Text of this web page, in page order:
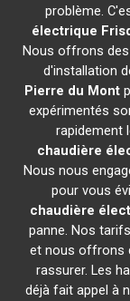
problème.
électrique
Nous offrons
d'installation
Pierre du Mont
expérimentés
rapidement
chaudière
Nous nous
pour vous
chaudière
panne. Nos
et nous offrons
rassurer. Les
déjà fait appel à